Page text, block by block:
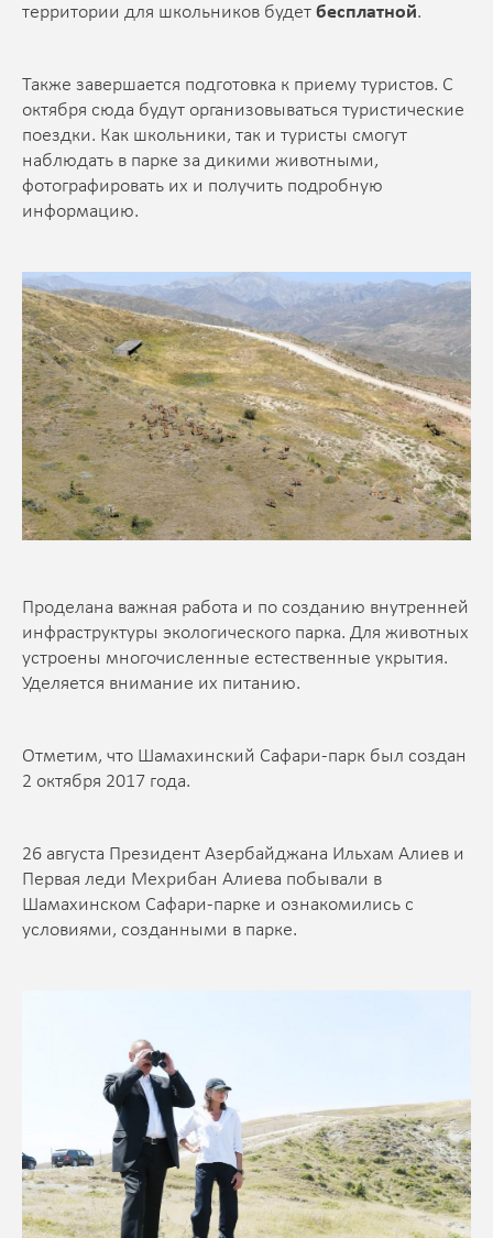
территории для школьников будет бесплатной.
Также завершается подготовка к приему туристов. С
октября сюда будут организовываться туристические
поездки. Как школьники, так и туристы смогут
наблюдать в парке за дикими животными,
фотографировать их и получить подробную
информацию.
Проделана важная работа и по созданию внутренней
инфраструктуры экологического парка. Для животных
устроены многочисленные естественные укрытия.
Уделяется внимание их питанию.
Отметим, что Шамахинский Сафари-парк был создан
2 октября 2017 года.
26 августа Президент Азербайджана Ильхам Алиев и
Первая леди Мехрибан Алиева побывали в
Шамахинском Сафари-парке и ознакомились с
условиями, созданными в парке.